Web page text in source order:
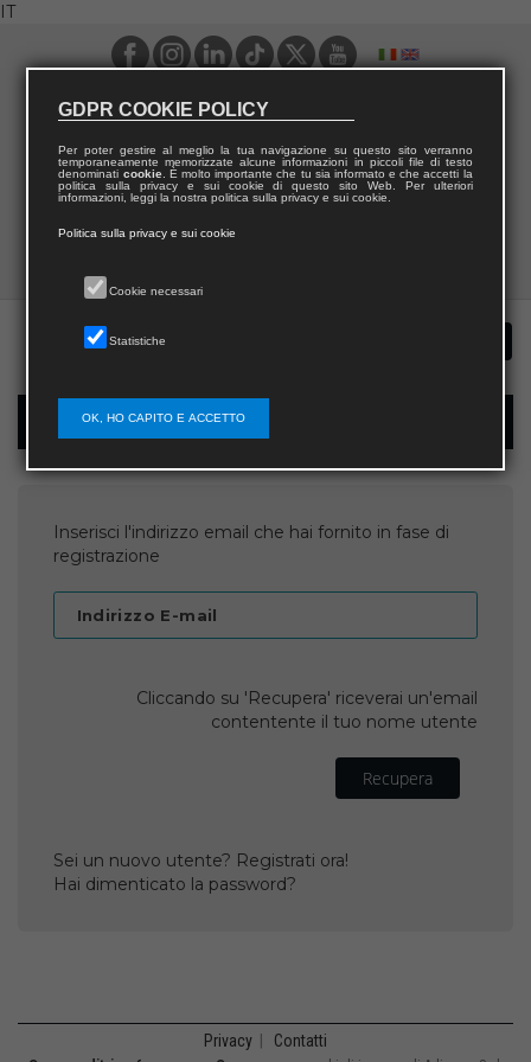
IT
Recupera username
Inserisci l'indirizzo email che hai fornito in fase di
registrazione
Indirizzo E-mail
Cliccando su 'Recupera' riceverai un'email
contentente il tuo nome utente
Recupera
Sei un nuovo utente? Registrati ora!
Hai dimenticato la password?
Privacy Contatti
GDPR COOKIE POLICY
Per poter gestire al meglio la tua navigazione su questo sito verranno
temporaneamente memorizzate alcune informazioni in piccoli file di testo
denominati cookie. È molto importante che tu sia informato e che accetti la
politica sulla privacy e sui cookie di questo sito Web. Per ulteriori
informazioni, leggi la nostra politica sulla privacy e sui cookie.
Politica sulla privacy e sui cookie
Cookie necessari
Statistiche
OK, HO CAPITO E ACCETTO